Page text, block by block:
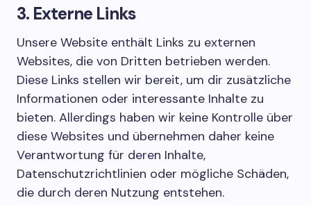
3. Externe Links
Unsere Website enthält Links zu externen
Websites, die von Dritten betrieben werden.
Diese Links stellen wir bereit, um dir zusätzliche
Informationen oder interessante Inhalte zu
bieten. Allerdings haben wir keine Kontrolle über
diese Websites und übernehmen daher keine
Verantwortung für deren Inhalte,
Datenschutzrichtlinien oder mögliche Schäden,
die durch deren Nutzung entstehen.